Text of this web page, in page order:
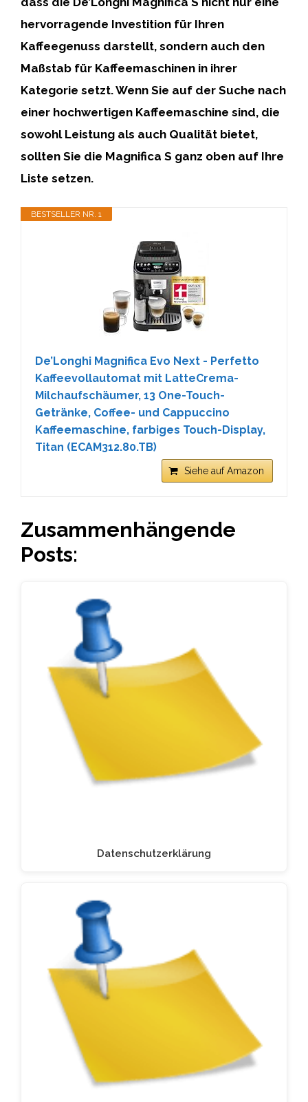
hervorragende Investition für Ihren
Kaffeegenuss darstellt, sondern auch den
Maßstab für Kaffeemaschinen in ihrer
Kategorie setzt. Wenn Sie auf der Suche nach
einer hochwertigen Kaffeemaschine sind, die
sowohl Leistung als auch Qualität bietet,
sollten Sie die Magnifica S ganz oben auf Ihre
Liste setzen.
BESTSELLER NR. 1
De’Longhi Magnifica Evo Next - Perfetto
Kaffeevollautomat mit LatteCrema-
Milchaufschäumer, 13 One-Touch-
Getränke, Coffee- und Cappuccino
Kaffeemaschine, farbiges Touch-Display,
Titan (ECAM312.80.TB)
Siehe auf Amazon
Zusammenhängende
Posts:
Datenschutzerklärung